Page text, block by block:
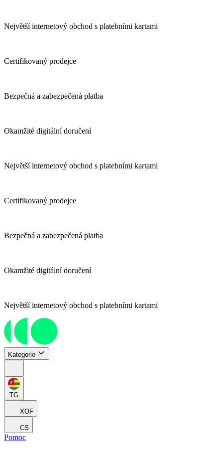
Největší internetový obchod s platebními kartami
Certifikovaný prodejce
Bezpečná a zabezpečená platba
Okamžité digitální doručení
Největší internetový obchod s platebními kartami
Certifikovaný prodejce
Bezpečná a zabezpečená platba
Okamžité digitální doručení
Největší internetový obchod s platebními kartami
Kategorie
TG
XOF
CS
Pomoc